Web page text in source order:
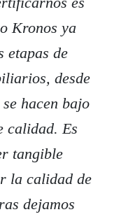
Kronos ya
etapas de
desde
hacen bajo
calidad. Es
tangible
la calidad de
dejamos